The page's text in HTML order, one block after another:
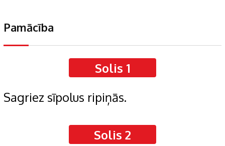
Pamācība
Solis 1
Sagriez sīpolus ripiņās.
Solis 2